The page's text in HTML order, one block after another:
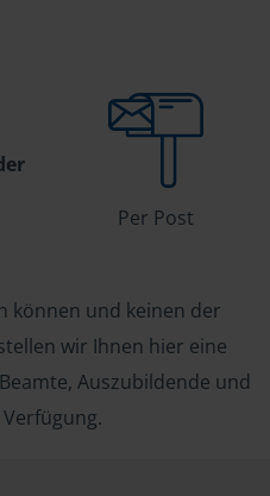
Per Post
können und keinen der
wir Ihnen hier eine
Auszubildende und